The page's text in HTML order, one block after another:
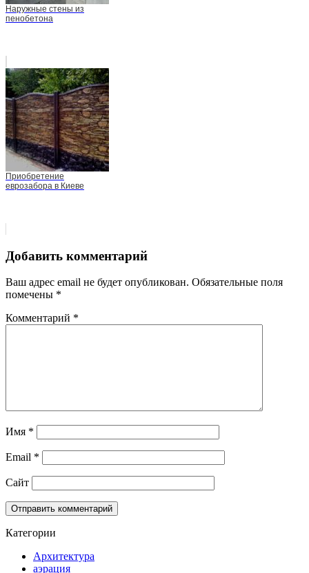
Наружные стены из
пенобетона
Приобретение
еврозабора в Киеве
Добавить комментарий
Ваш адрес email не будет опубликован. Обязательные поля
помечены *
Комментарий *
Имя *
Email *
Сайт
Категории
Архитектура
аэрация